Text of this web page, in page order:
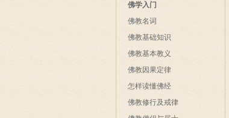
佛学入门
佛教名词
佛教基础知识
佛教基本教义
佛教因果定律
怎样读懂佛经
佛教修行及戒律